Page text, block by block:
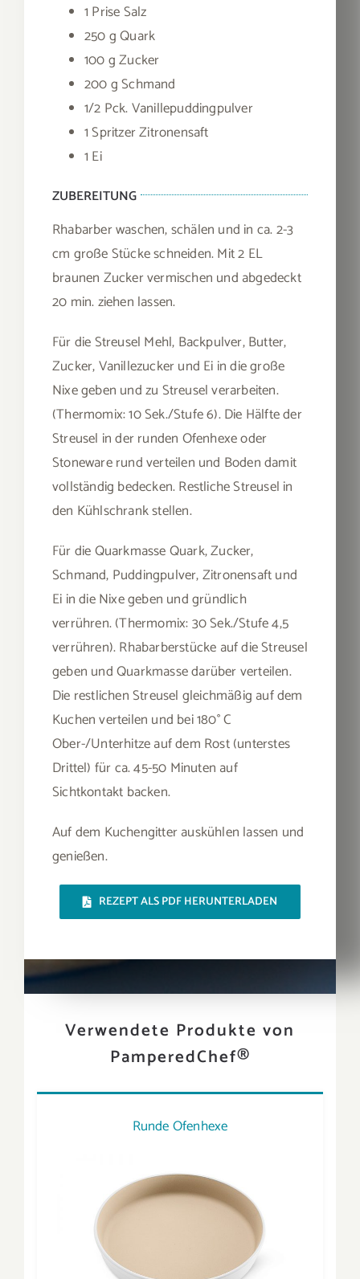
1 Prise Salz
250 g Quark
100 g Zucker
200 g Schmand
1/2 Pck. Vanillepuddingpulver
1 Spritzer Zitronensaft
1 Ei
ZUBEREITUNG
Rhabarber waschen, schälen und in ca. 2-3
cm große Stücke schneiden. Mit 2 EL
braunen Zucker vermischen und abgedeckt
20 min. ziehen lassen.
Für die Streusel Mehl, Backpulver, Butter,
Zucker, Vanillezucker und Ei in die große
Nixe geben und zu Streusel verarbeiten.
(Thermomix: 10 Sek./Stufe 6). Die Hälfte der
Streusel in der runden Ofenhexe oder
Stoneware rund verteilen und Boden damit
vollständig bedecken. Restliche Streusel in
den Kühlschrank stellen.
Für die Quarkmasse Quark, Zucker,
Schmand, Puddingpulver, Zitronensaft und
Ei in die Nixe geben und gründlich
verrühren. (Thermomix: 30 Sek./Stufe 4,5
verrühren). Rhabarberstücke auf die Streusel
geben und Quarkmasse darüber verteilen.
Die restlichen Streusel gleichmäßig auf dem
Kuchen verteilen und bei 180° C
Ober-/Unterhitze auf dem Rost (unterstes
Drittel) für ca. 45-50 Minuten auf
Sichtkontakt backen.
Auf dem Kuchengitter auskühlen lassen und
genießen.
REZEPT ALS PDF HERUNTERLADEN
Verwendete Produkte von
PamperedChef®
Runde Ofenhexe